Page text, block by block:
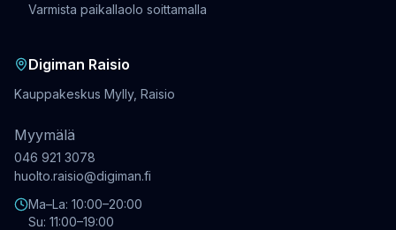
Varmista paikallaolo soittamalla
Digiman Raisio
Kauppakeskus Mylly, Raisio
Myymälä
046 921 3078
huolto.raisio@digiman.fi
Ma–La: 10:00–20:00
Su: 11:00–19:00